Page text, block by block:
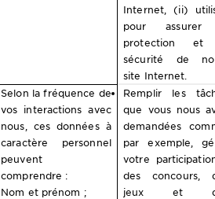
Internet, (ii)
pour assurer
protection et
sécurité de
site Internet.
Selon la fréquence de
vos interactions avec
nous, ces données à
caractère personnel
peuvent
comprendre :
Nom et prénom ;
Remplir les
que vous nous
demandées
par exemple,
votre
des concours,
jeux et